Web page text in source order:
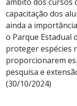
capacitação dos
ainda a
o Parque Estadual
proteger espécies
proporcionarem
pesquisa e
(30/10/2024)